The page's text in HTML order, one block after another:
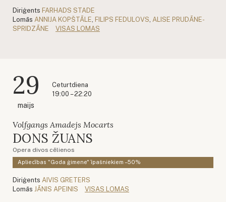
Diriģents FARHADS STADE
Lomās ANNIJA KOPŠTĀLE FILIPS FEDULOVS ALISE PRUDĀNE-
SPRIDZĀNE
VISAS LOMAS
29
maijs
Ceturtdiena
19:00 – 22:20
Volfgangs Amadejs Mocarts
DONS ŽUANS
Opera divos cēlienos
Apliecības "Goda ģimene" īpašniekiem –50%
Diriģents AIVIS GRETERS
Lomās JĀNIS APEINIS VISAS LOMAS